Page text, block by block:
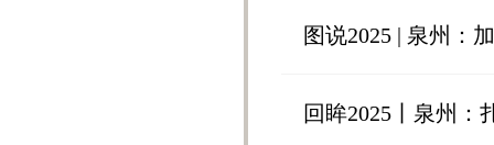
图说2025 | 泉州：
回眸2025丨泉州：